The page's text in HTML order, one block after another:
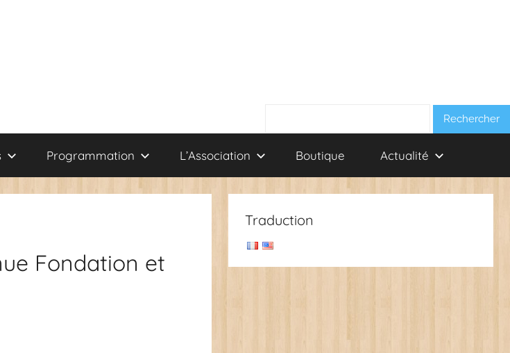
Programmation L’Association Boutique Actualité
Fondation et
Traduction